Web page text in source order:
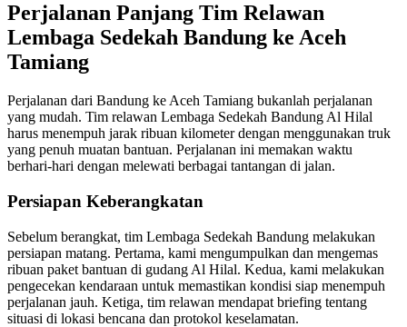
Perjalanan Panjang Tim Relawan
Lembaga Sedekah Bandung ke Aceh
Tamiang
Perjalanan dari Bandung ke Aceh Tamiang bukanlah perjalanan
yang mudah. Tim relawan Lembaga Sedekah Bandung Al Hilal
harus menempuh jarak ribuan kilometer dengan menggunakan truk
yang penuh muatan bantuan. Perjalanan ini memakan waktu
berhari-hari dengan melewati berbagai tantangan di jalan.
Persiapan Keberangkatan
Sebelum berangkat, tim Lembaga Sedekah Bandung melakukan
persiapan matang. Pertama, kami mengumpulkan dan mengemas
ribuan paket bantuan di gudang Al Hilal. Kedua, kami melakukan
pengecekan kendaraan untuk memastikan kondisi siap menempuh
perjalanan jauh. Ketiga, tim relawan mendapat briefing tentang
situasi di lokasi bencana dan protokol keselamatan.